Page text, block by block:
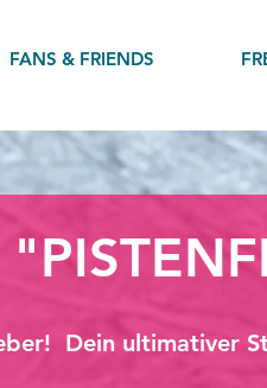
FANS & FRIENDS
Dein ultimativer